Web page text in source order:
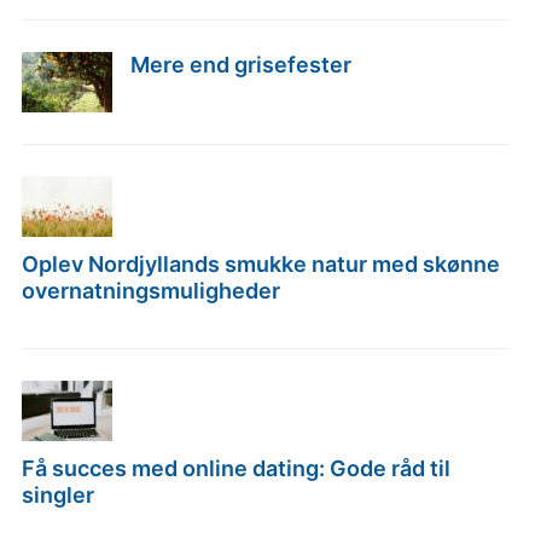
Mere end grisefester
Oplev Nordjyllands smukke natur med skønne
overnatningsmuligheder
Få succes med online dating: Gode råd til
singler